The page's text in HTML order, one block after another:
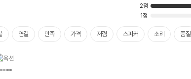
2점
1점
연결 만족 가격 저렴 스피커 소리 품질